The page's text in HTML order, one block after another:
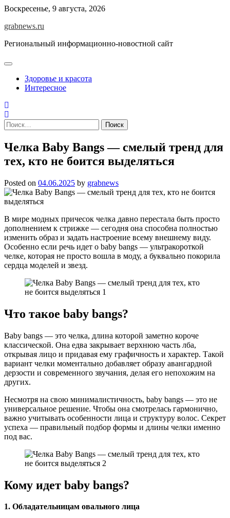
Skip
content
Воскресенье, 9 августа, 2026
grabnews.ru
Региональный информационно-новостной сайт
Здоровье и красота
Интересное
Найти:
Челка Baby Bangs — смелый тренд для
тех, кто не боится выделяться
Posted on 04.06.2025 by grabnews
В мире модных причесок челка давно перестала быть просто
дополнением к стрижке — сегодня она способна полностью
изменить образ и задать настроение всему внешнему виду.
Особенно если речь идет о baby bangs — ультракороткой
челке, которая не просто вошла в моду, а буквально покорила
сердца моделей и звезд.
Что такое baby bangs?
Baby bangs — это челка, длина которой заметно короче
классической. Она едва закрывает верхнюю часть лба,
открывая лицо и придавая ему графичность и характер. Такой
вариант челки моментально добавляет образу авангардной
дерзости и современного звучания, делая его непохожим на
других.
Несмотря на свою минималистичность, baby bangs — это не
универсальное решение. Чтобы она смотрелась гармонично,
важно учитывать особенности лица и структуру волос. Секрет
успеха — правильный подбор формы и длины челки именно
под вас.
Кому идет baby bangs?
1. Обладательницам овального лица